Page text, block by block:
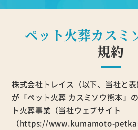
ペット火葬カスミ
規約
株式会社トレイス（以下、当社と
が「ペット火葬 カスミソウ熊本」
ト火葬事業（当社ウェブサイト
（https://www.kumamoto-